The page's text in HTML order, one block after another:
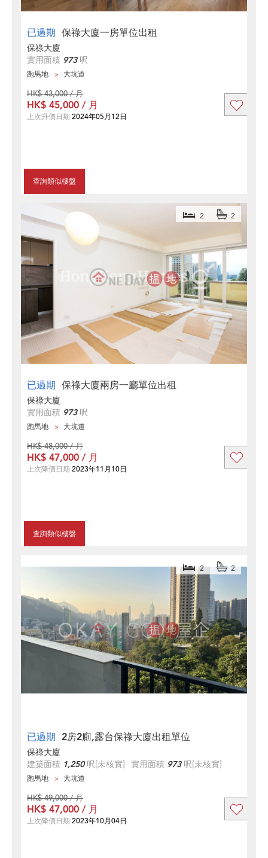
已過期 保祿大廈一房單位出租
保祿大廈
實用面積 973呎
跑馬地 大坑道
查詢類似樓盤
HK$ 43,000 / 月
HK$ 45,000 / 月
上次升價日期 2024年05月12日
已過期 保祿大廈兩房一廳單位出租
2 2
保祿大廈
實用面積 973呎
跑馬地 大坑道
查詢類似樓盤
HK$ 48,000 / 月
HK$ 47,000 / 月
上次降價日期 2023年11月10日
已過期 2房2廁,露台保祿大廈出租單位
2 2
保祿大廈
建築面積 1,250呎[未核實] 實用面積 973呎[未核實]
跑馬地 大坑道
HK$ 49,000 / 月
HK$ 47,000 / 月
上次降價日期 2023年10月04日